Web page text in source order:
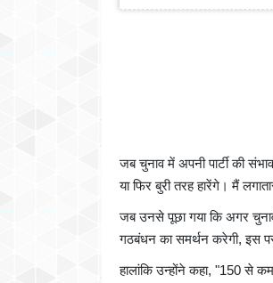
दूसरी लिस्ट
जब चुनाव में अपनी पार्टी की
या फिर बुरी तरह हारेंगे। मैं
जब उनसे पूछा गया कि अगर चुनावों
गठबंधन का समर्थन करेगी, इस
हालांकि उन्होंने कहा, "150 से